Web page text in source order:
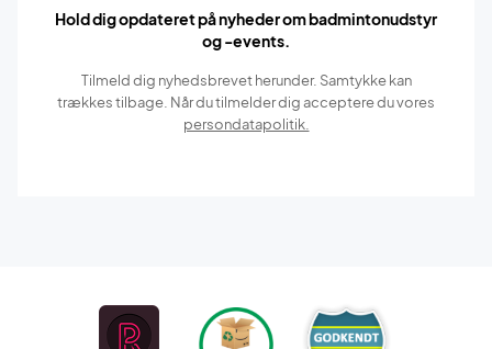
Hold dig opdateret på nyheder om badmintonudstyr
og -events.
Tilmeld dig nyhedsbrevet herunder. Samtykke kan
trækkes tilbage. Når du tilmelder dig acceptere du vores
persondatapolitik.